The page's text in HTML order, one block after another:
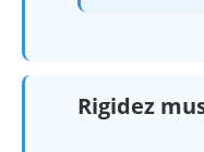
Rigidez